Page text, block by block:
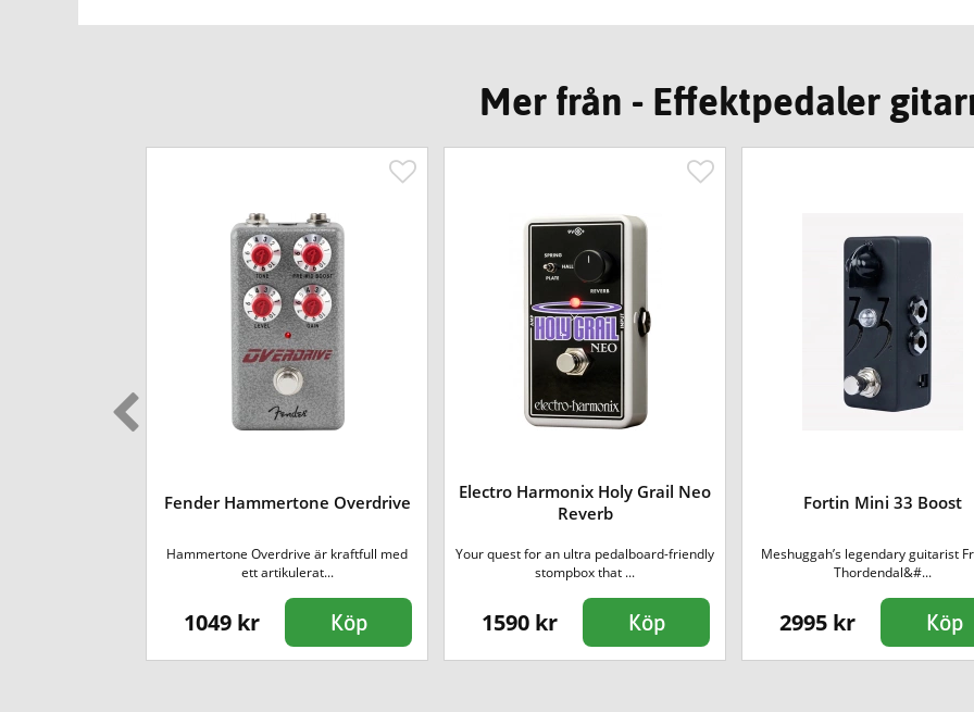
Mer från - Effektpedaler
Fender Hammertone Overdrive
Hammertone Overdrive är kraftfull med
ett artikulerat...
1049 kr Köp
Electro Harmonix Holy Grail Neo
Reverb
Your quest for an ultra pedalboard-friendly
stompbox that ...
1590 kr Köp
Fortin Mini 33 Boost
Meshuggah’s legendary guitarist
Thordendal&#...
2995 kr Köp